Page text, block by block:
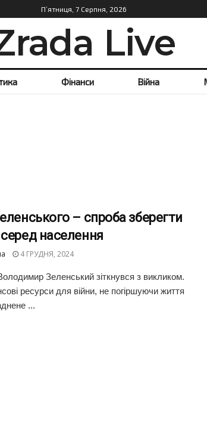
П’ятниця, 7 Серпня, 2026
Live
Фінанси Війна
– спроба зберегти
населення
4 ГРУДНЯ, 2024
Зеленський зіткнувся з викликом.
ресурси для війни, не погіршуючи життя
...